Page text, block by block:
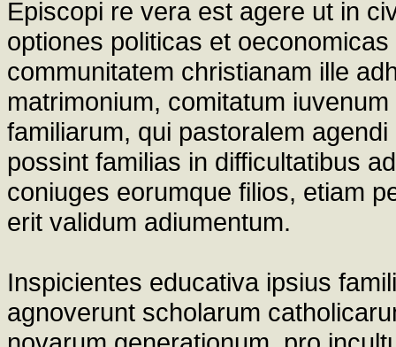
Episcopi re vera est agere ut in
optiones politicas et
communitatem christianam ille
matrimonium, comitatum
familiarum, qui pastoralem
possint familias in difficultatibus
coniuges eorumque filios, etiam
erit validum adiumentum.
Inspicientes educativa ipsius
agnoverunt scholarum